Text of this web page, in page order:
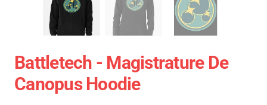
Battletech - Magistrature De
Canopus Hoodie